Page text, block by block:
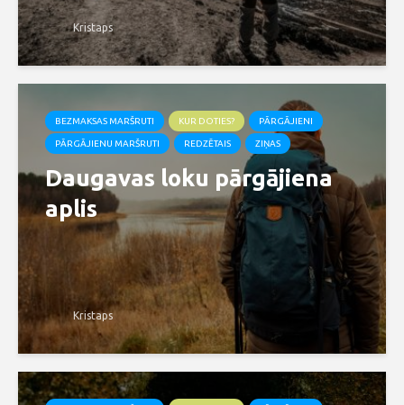
Kristaps
BEZMAKSAS MARŠRUTI KUR DOTIES? PĀRGĀJIENI
PĀRGĀJIENU MARŠRUTI REDZĒTAIS ZIŅAS
Daugavas loku pārgājiena
aplis
Kristaps